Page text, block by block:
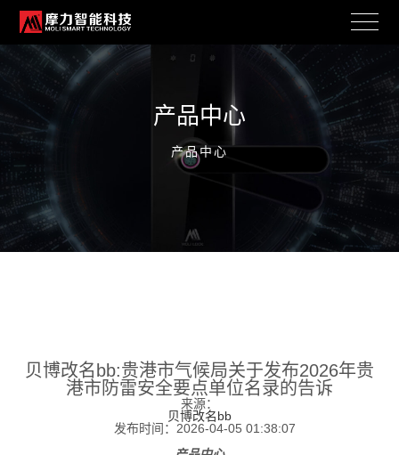
产品中心
产品中心
贝博改名bb:贵港市气候局关于发布2026年贵
港市防雷安全要点单位名录的告诉
来源：
贝博改名bb
发布时间：2026-04-05 01:38:07